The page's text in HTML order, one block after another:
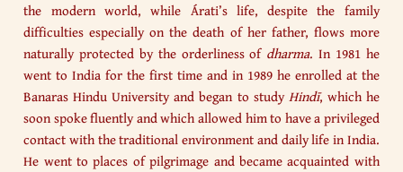
the modern world, while Árati’s life, despite the family
difficulties especially on the death of her father, flows more
naturally protected by the orderliness of dharma. In 1981 he
went to India for the first time and in 1989 he enrolled at the
Banaras Hindu University and began to studyHindī, which he
soon spoke fluently and which allowed him to have a privileged
contact with the traditional environment and daily life in India.
He went to places of pilgrimage and became acquainted with